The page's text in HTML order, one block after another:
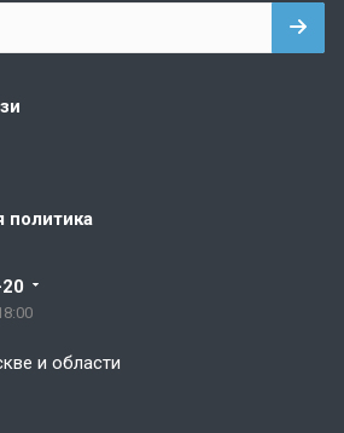
политика
и области